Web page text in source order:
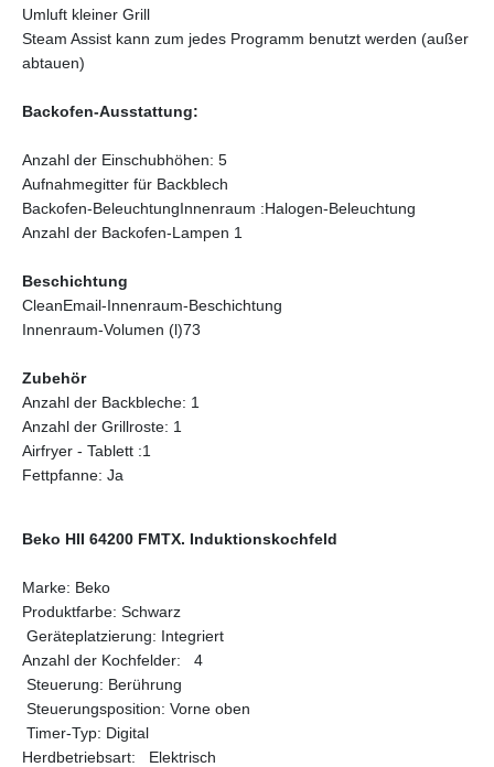
Umluft kleiner Grill
Steam Assist kann zum jedes Programm benutzt werden (außer
abtauen)
Backofen-Ausstattung:
Anzahl der Einschubhöhen: 5
Aufnahmegitter für Backblech
Backofen-BeleuchtungInnenraum :Halogen-Beleuchtung
Anzahl der Backofen-Lampen 1
Beschichtung
CleanEmail-Innenraum-Beschichtung
Innenraum-Volumen (l)73
Zubehör
Anzahl der Backbleche: 1
Anzahl der Grillroste: 1
Airfryer - Tablett :1
Fettpfanne: Ja
Beko HII 64200 FMTX. Induktionskochfeld
Marke: Beko
Produktfarbe: Schwarz
Geräteplatzierung: Integriert
Anzahl der Kochfelder: 4
Steuerung: Berührung
Steuerungsposition: Vorne oben
Timer-Typ: Digital
Herdbetriebsart: Elektrisch